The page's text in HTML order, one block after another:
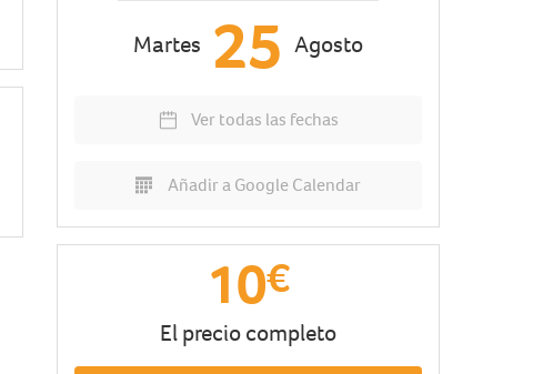
Martes 25 Agosto
Ver todas las fechas
Añadir a Google Calendar
10€
El precio completo